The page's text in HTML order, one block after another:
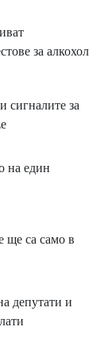
за алкохол
cигнaлитe зa
на един
ще са само в
депутати и